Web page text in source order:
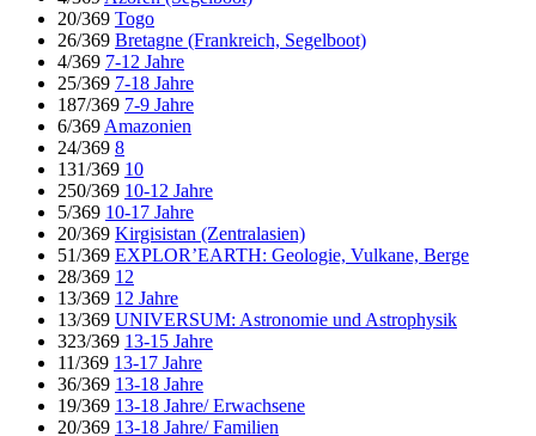
20/369 Togo
26/369 Bretagne (Frankreich, Segelboot)
4/369 7-12 Jahre
25/369 7-18 Jahre
187/369 7-9 Jahre
6/369 Amazonien
24/369 8
131/369 10
250/369 10-12 Jahre
5/369 10-17 Jahre
20/369 Kirgisistan (Zentralasien)
51/369 EXPLOR’EARTH: Geologie, Vulkane, Berge
28/369 12
13/369 12 Jahre
13/369 UNIVERSUM: Astronomie und Astrophysik
323/369 13-15 Jahre
11/369 13-17 Jahre
36/369 13-18 Jahre
19/369 13-18 Jahre/ Erwachsene
20/369 13-18 Jahre/ Familien